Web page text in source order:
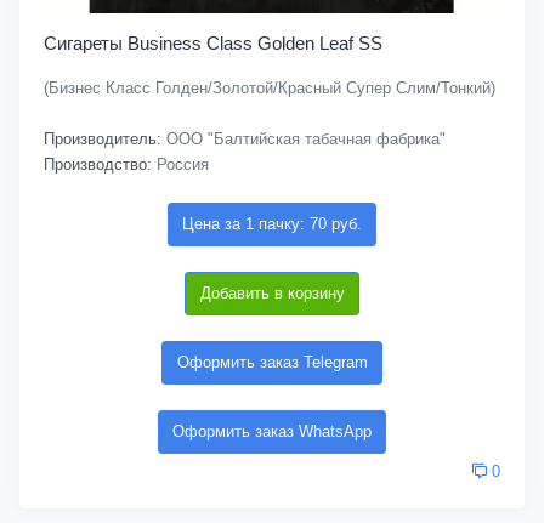
Сигареты Business Class Golden Leaf SS
(Бизнес Класс Голден/Золотой/Красный Супер Слим/Тонкий)
Производитель: ООО "Балтийская табачная фабрика"
Производство: Россия
Цена за 1 пачку: 70 руб.
Добавить в корзину
Оформить заказ Telegram
Оформить заказ WhatsApp
0